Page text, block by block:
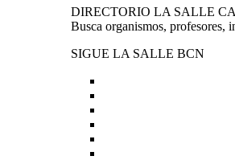
DIRECTORIO LA SALLE
Busca organismos, profesores,
SIGUE LA SALLE BCN